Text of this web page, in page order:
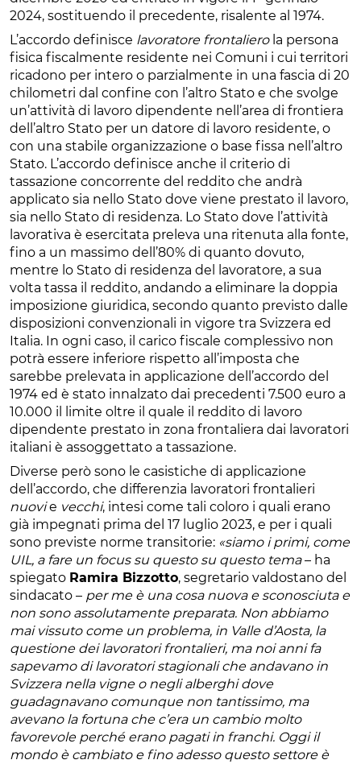
2024, sostituendo il precedente, risalente al 1974.
L’accordo definisce lavoratore frontalierola persona
fisica fiscalmente residente nei Comuni i cui territori
ricadono per intero o parzialmente in una fascia di 20
chilometri dal confine con l’altro Stato e che svolge
un’attività di lavoro dipendente nell’area di frontiera
dell’altro Stato per un datore di lavoro residente, o
con una stabile organizzazione o base fissa nell’altro
Stato. L’accordo definisce anche il criterio di
tassazione concorrente del reddito che andrà
applicato sia nello Stato dove viene prestato il lavoro,
sia nello Stato di residenza. Lo Stato dove l’attività
lavorativa è esercitata preleva una ritenuta alla fonte,
fino a un massimo dell’80% di quanto dovuto,
mentre lo Stato di residenza del lavoratore, a sua
volta tassa il reddito, andando a eliminare la doppia
imposizione giuridica, secondo quanto previsto dalle
disposizioni convenzionali in vigore tra Svizzera ed
Italia. In ogni caso, il carico fiscale complessivo non
potrà essere inferiore rispetto all’imposta che
sarebbe prelevata in applicazione dell’accordo del
1974 ed è stato innalzato dai precedenti 7.500 euro a
10.000 il limite oltre il quale il reddito di lavoro
dipendente prestato in zona frontaliera dai lavoratori
italiani è assoggettato a tassazione.
Diverse però sono le casistiche di applicazione
dell’accordo, che differenzia lavoratori frontalieri
nuovie vecchi, intesi come tali coloro i quali erano
già impegnati prima del 17 luglio 2023, e per i quali
sono previste norme transitorie: «siamo i primi, come
UIL, a fare un focus su questo su questo tema– ha
spiegato Ramira Bizzotto, segretario valdostano del
sindacato – per me è una cosa nuova e sconosciuta e
non sono assolutamente preparata. Non abbiamo
mai vissuto come un problema, in Valle d’Aosta, la
questione dei lavoratori frontalieri, ma noi anni fa
sapevamo di lavoratori stagionali che andavano in
Svizzera nella vigne o negli alberghi dove
guadagnavano comunque non tantissimo, ma
avevano la fortuna che c’era un cambio molto
favorevole perché erano pagati in franchi. Oggi il
mondo è cambiato e fino adesso questo settore è